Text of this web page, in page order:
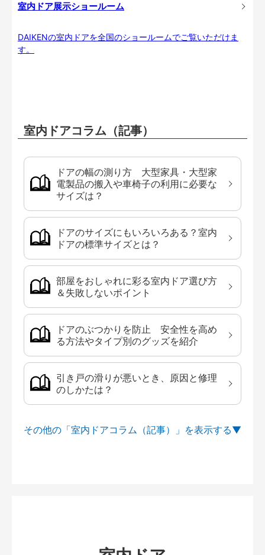
室内ドア展示ショールーム
DAIKENの室内ドアを全国のショールームでご覧いただけま
す。
室内ドアコラム（記事）
ドアの幅の測り方 大型家具・大型家
電製品の搬入や車椅子の利用に必要な
サイズは？
ドアのサイズにもいろいろある？室内
ドアの標準サイズとは？
部屋をおしゃれに彩る室内ドア選び方
＆失敗しないポイント
ドアのぶつかりを防止 安全性を高め
る方法やタイプ別のグッズを紹介
引き戸の滑りが悪いとき、原因と修理
のしかたは？
その他の「室内ドアコラム（記事）」を